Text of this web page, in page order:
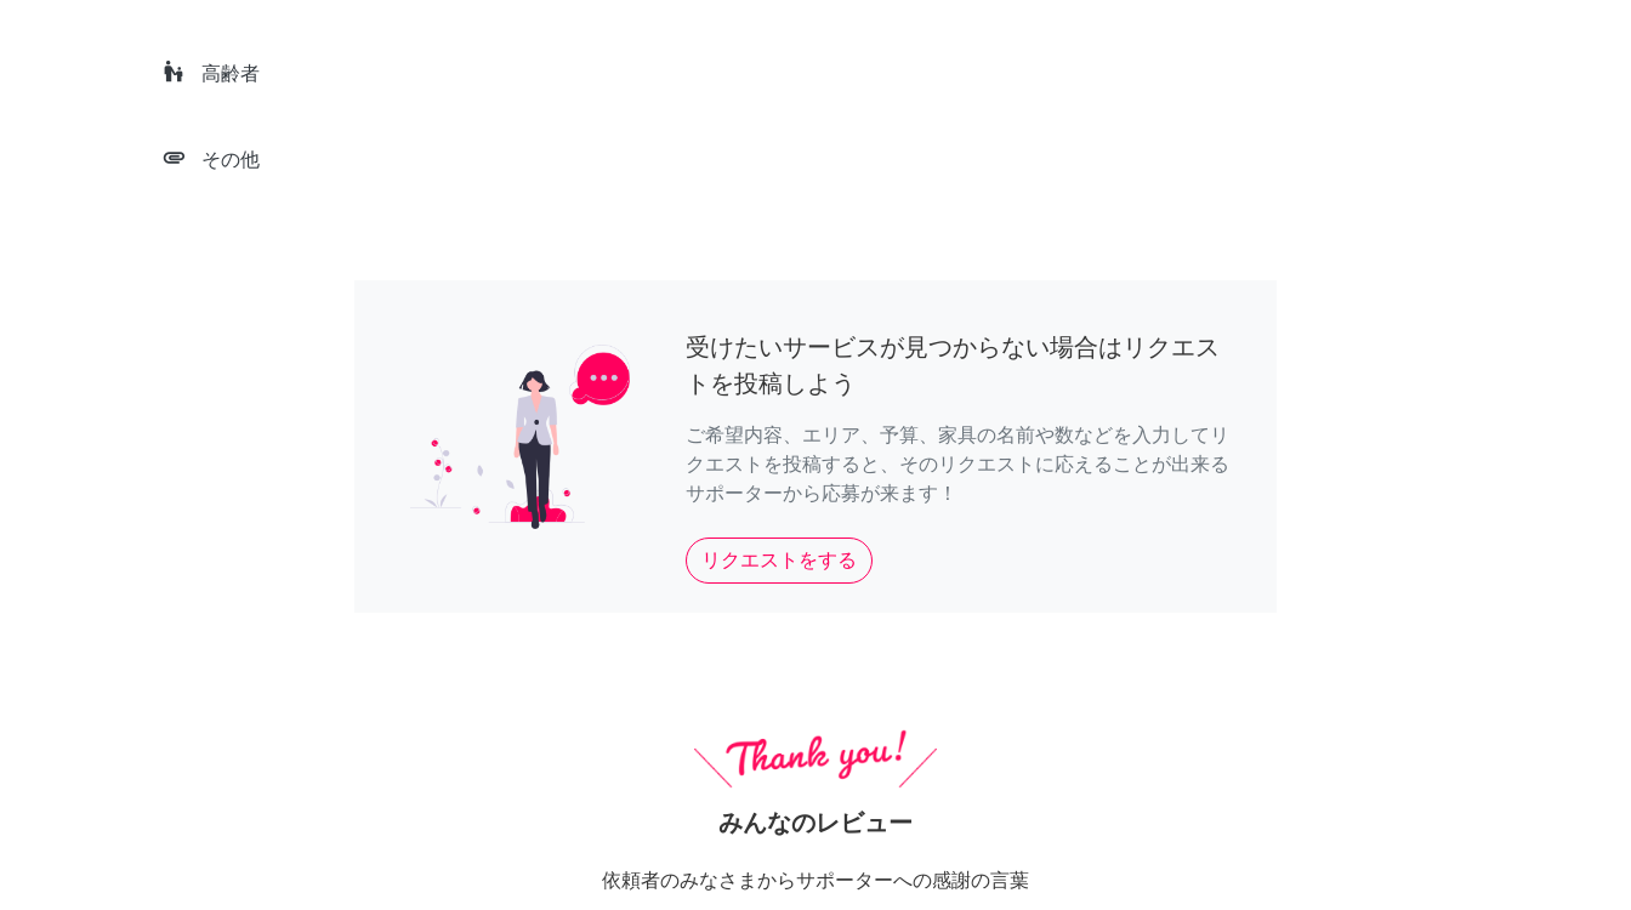
escalator_warning 高齢者
attachment その他
受けたいサービスが見つからない場合はリクエス
トを投稿しよう
ご希望内容、エリア、予算、家具の名前や数などを入力してリ
クエストを投稿すると、そのリクエストに応えることが出来る
サポーターから応募が来ます！
リクエストをする
みんなのレビュー
依頼者のみなさまからサポーターへの感謝の言葉